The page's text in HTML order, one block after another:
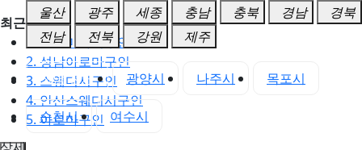
최근검색어
1. 일산마사지구인
2. 성남아로마구인
3. 스웨디시구인
4. 안산스웨디시구인
5. 아로마구인
울산
광주 세종 충남 충북 경남
경북
전남
전북 강원 제주
전남 전체 광양시 나주시 목포시
순천시
여수시